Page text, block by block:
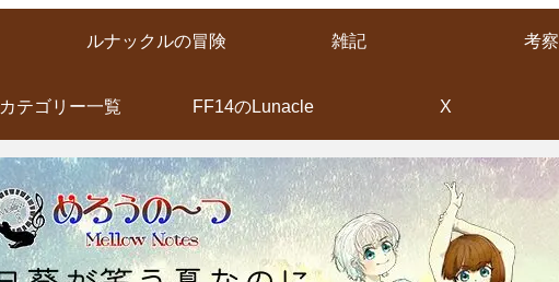
ルナックルの冒険 雑記 考察
カテゴリー一覧 FF14のLunacle X